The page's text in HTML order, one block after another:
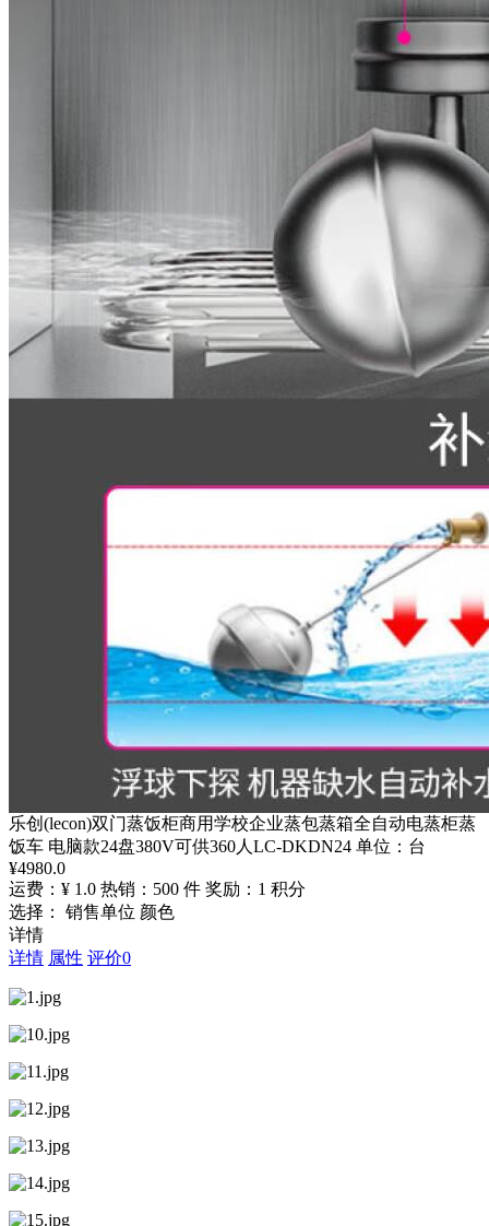
乐创(lecon)双门蒸饭柜商用学校企业蒸包蒸箱全自动电蒸柜蒸
饭车 电脑款24盘380V可供360人LC-DKDN24 单位：台
¥4980.0
运费：¥ 1.0 热销：500 件 奖励：1 积分
选择： 销售单位 颜色
详情
详情 属性 评价0